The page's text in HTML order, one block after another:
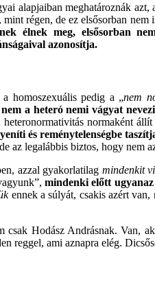
alapjaiban meghatároznák azt,
régen, de ez elsősorban nem
élnek meg, elsősorban
azonosítja.
a homoszexuális pedig a „nem
a heteró nemi vágyat
normaként
és reménytelenségbe
az legalábbis biztos, hogy nem
azzal gyakorlatilag mindenkit
mindenki előtt ugyanaz
ennek a súlyát, csakis azért
csak Hodász Andrásnak. Van,
reggel, ami aznapra elég.